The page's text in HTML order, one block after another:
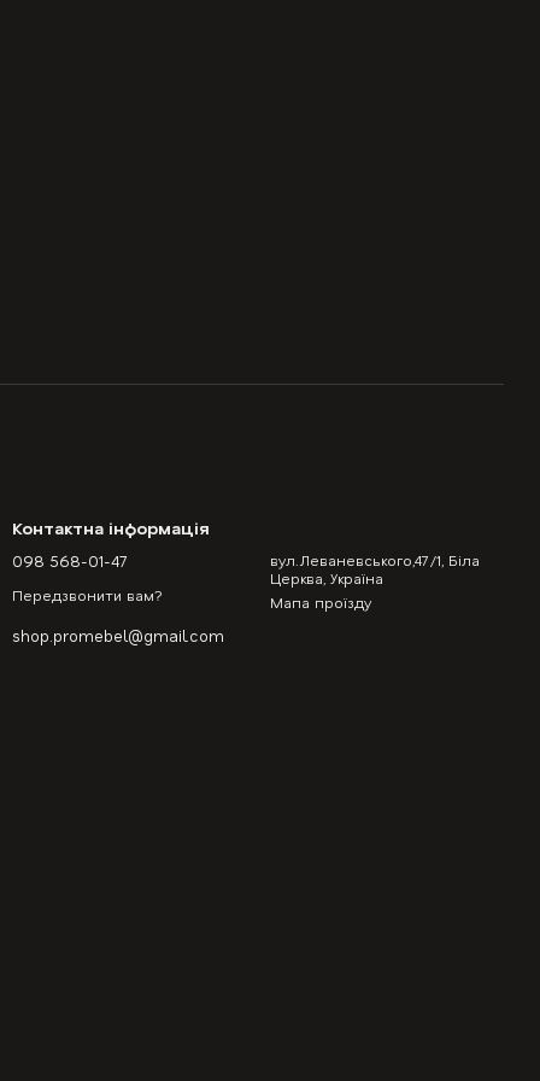
Контактна інформація
098 568-01-47
Передзвонити вам?
shop.promebel@gmail.com
вул.Леваневського,47/1, Біла
Церква, Україна
Мапа проїзду